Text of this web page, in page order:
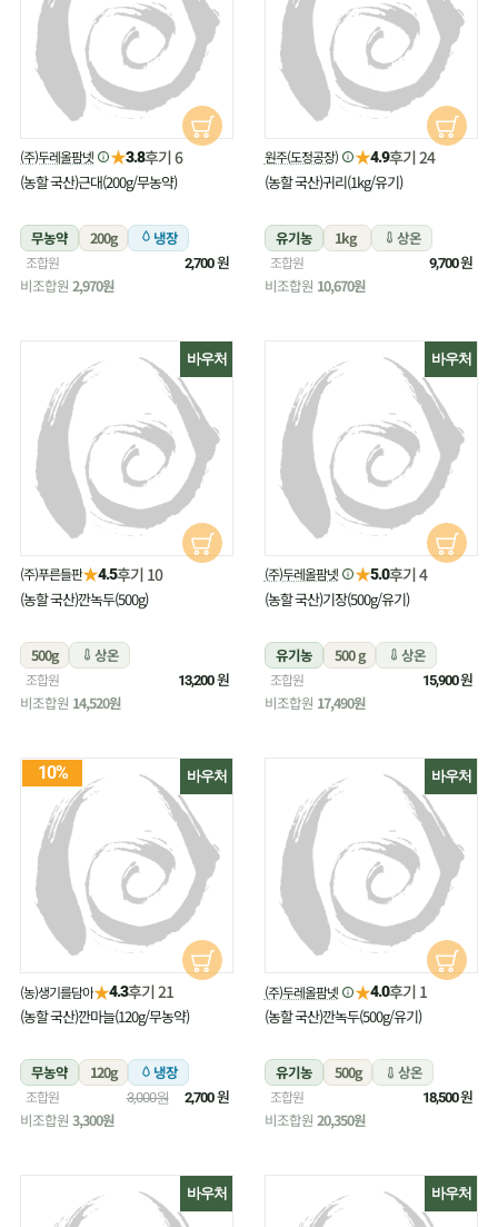
원주(도정공장) ★4.9후기 24
(농할 국산)귀리(1kg/유기)
유기농 1kg 상온
조합원 9,700원
비조합원 10,670원
(주)두레올팜넷 ★3.8후기 6
(농할 국산)근대(200g/무농약)
무농약 200g 냉장
조합원 2,700원
비조합원 2,970원
바우처
(주)두레올팜넷 ★5.0후기 4
(농할 국산)기장(500g/유기)
유기농 500 g 상온
조합원 15,900원
비조합원 17,490원
바우처
(주)푸른들판★4.5후기 10
(농할 국산)깐녹두(500g)
500g 상온
조합원 13,200원
비조합원 14,520원
바우처
(주)두레올팜넷 ★4.0후기 1
(농할 국산)깐녹두(500g/유기)
유기농 500g 상온
조합원 18,500원
비조합원 20,350원
바우처
10%
(농)생기를담아★4.3후기 21
(농할 국산)깐마늘(120g/무농약)
무농약 120g 냉장
조합원 3,000원 2,700원
비조합원 3,300원
바우처
바우처